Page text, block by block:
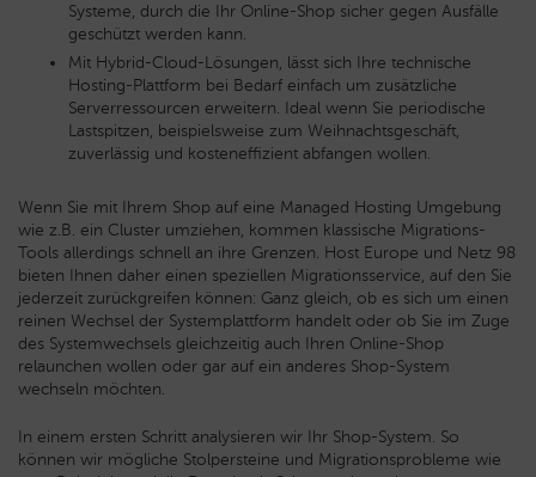
Systeme, durch die Ihr Online-Shop sicher gegen Ausfälle
geschützt werden kann.
Mit Hybrid-Cloud-Lösungen, lässt sich Ihre technische
Hosting-Plattform bei Bedarf einfach um zusätzliche
Serverressourcen erweitern. Ideal wenn Sie periodische
Lastspitzen, beispielsweise zum Weihnachtsgeschäft,
zuverlässig und kosteneffizient abfangen wollen.
Wenn Sie mit Ihrem Shop auf eine Managed Hosting Umgebung
wie z.B. ein Cluster umziehen, kommen klassische Migrations-
Tools allerdings schnell an ihre Grenzen. Host Europe und Netz 98
bieten Ihnen daher einen speziellen Migrationsservice, auf den Sie
jederzeit zurückgreifen können: Ganz gleich, ob es sich um einen
reinen Wechsel der Systemplattform handelt oder ob Sie im Zuge
des Systemwechsels gleichzeitig auch Ihren Online-Shop
relaunchen wollen oder gar auf ein anderes Shop-System
wechseln möchten.
In einem ersten Schritt analysieren wir Ihr Shop-System. So
können wir mögliche Stolpersteine und Migrationsprobleme wie